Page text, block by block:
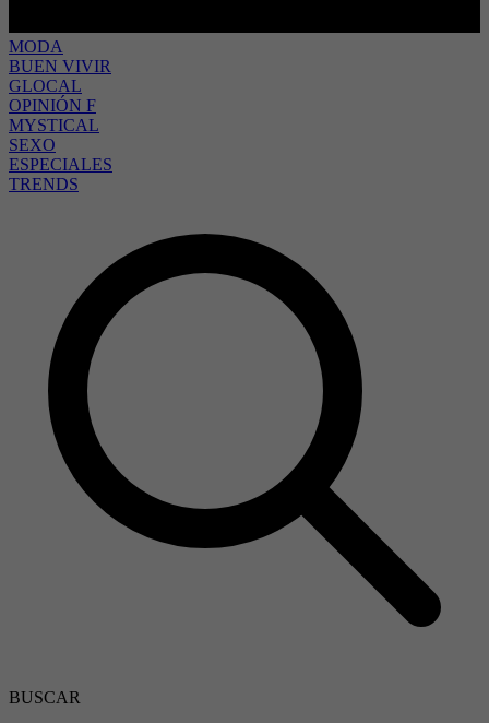
MODA
BUEN VIVIR
GLOCAL
OPINIÓN F
MYSTICAL
SEXO
ESPECIALES
TRENDS
BUSCAR